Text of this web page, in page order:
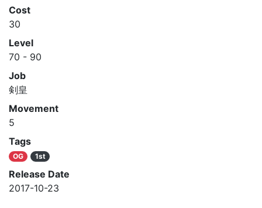
Cost
30
Level
70 - 90
Job
剣皇
Movement
5
Tags
OG 1st
Release Date
2017-10-23